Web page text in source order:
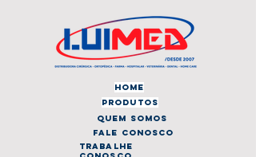
home
produtos
quem somos
fale conosco
trabalhe